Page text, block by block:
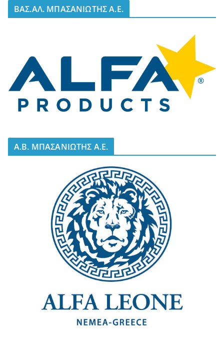
BΑΣ.ΑΛ. ΜΠΑΣΑΝΙΩΤΗΣ Α.Ε.
A.B. ΜΠΑΣΑΝΙΩΤΗΣ Α.Ε.